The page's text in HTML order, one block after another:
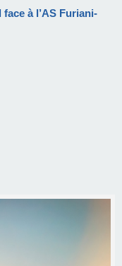
à l’AS Furiani-